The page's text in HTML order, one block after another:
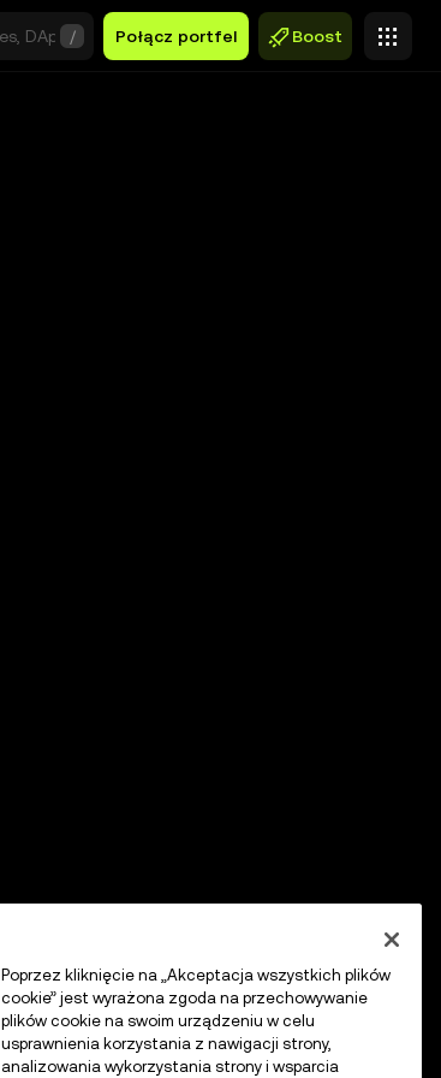
/ Połącz portfel Boost
Poprzez kliknięcie na „Akceptacja wszystkich plików
cookie” jest wyrażona zgoda na przechowywanie
plików cookie na swoim urządzeniu w celu
usprawnienia korzystania z nawigacji strony,
analizowania wykorzystania strony i wsparcia